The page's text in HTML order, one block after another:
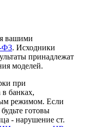
вашими
ФЗ. Исходники
принадлежат
моделей.
при
в банках,
режимом. Если
готовы
- нарушение ст.